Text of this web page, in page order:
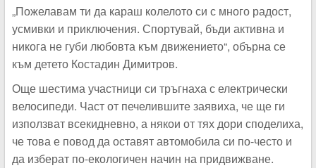
„Пожелавам ти да караш колелото си с много радост,
усмивки и приключения. Спортувай, бъди активна и
никога не губи любовта към движението“, обърна се
към детето Костадин Димитров.
Още шестима участници си тръгнаха с електрически
велосипеди. Част от печелившите заявиха, че ще ги
използват всекидневно, а някои от тях дори споделиха,
че това е повод да оставят автомобила си по-често и
да изберат по-екологичен начин на придвижване.